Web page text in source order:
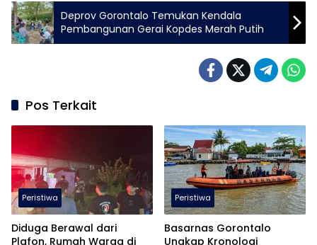
Deprov Gorontalo Temukan Kendala
Pembangunan Gerai Kopdes Merah Putih
Pos Terkait
Peristiwa
Diduga Berawal dari
Plafon, Rumah Warga di
Peristiwa
Basarnas Gorontalo
Ungkap Kronologi